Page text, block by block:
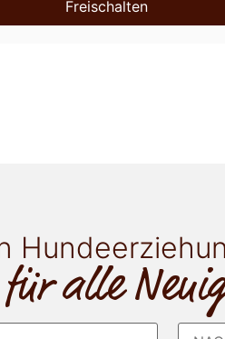
Freischalten
für alle